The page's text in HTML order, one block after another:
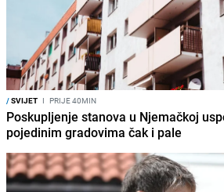
/SVIJET I PRIJE 40MIN
Poskupljenje stanova u Njemačkoj
pojedinim gradovima čak i pale